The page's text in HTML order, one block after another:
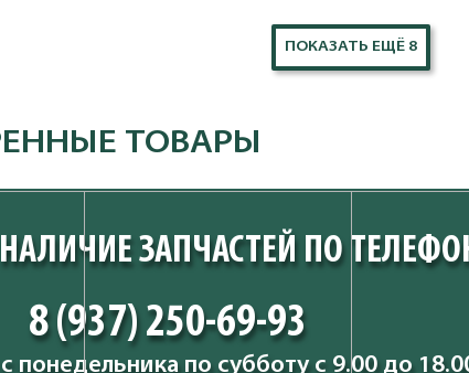
ПОКАЗАТЬ ЕЩЁ 8
ТОВАРЫ
ЗАПЧАСТЕЙ ПО
8 (937) 250-69-93
понедельника по субботу с 9.00 до